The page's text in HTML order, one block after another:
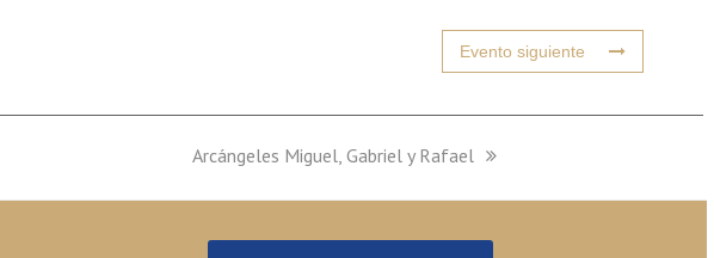
Evento siguiente
next
Arcángeles Miguel, Gabriel y Rafael